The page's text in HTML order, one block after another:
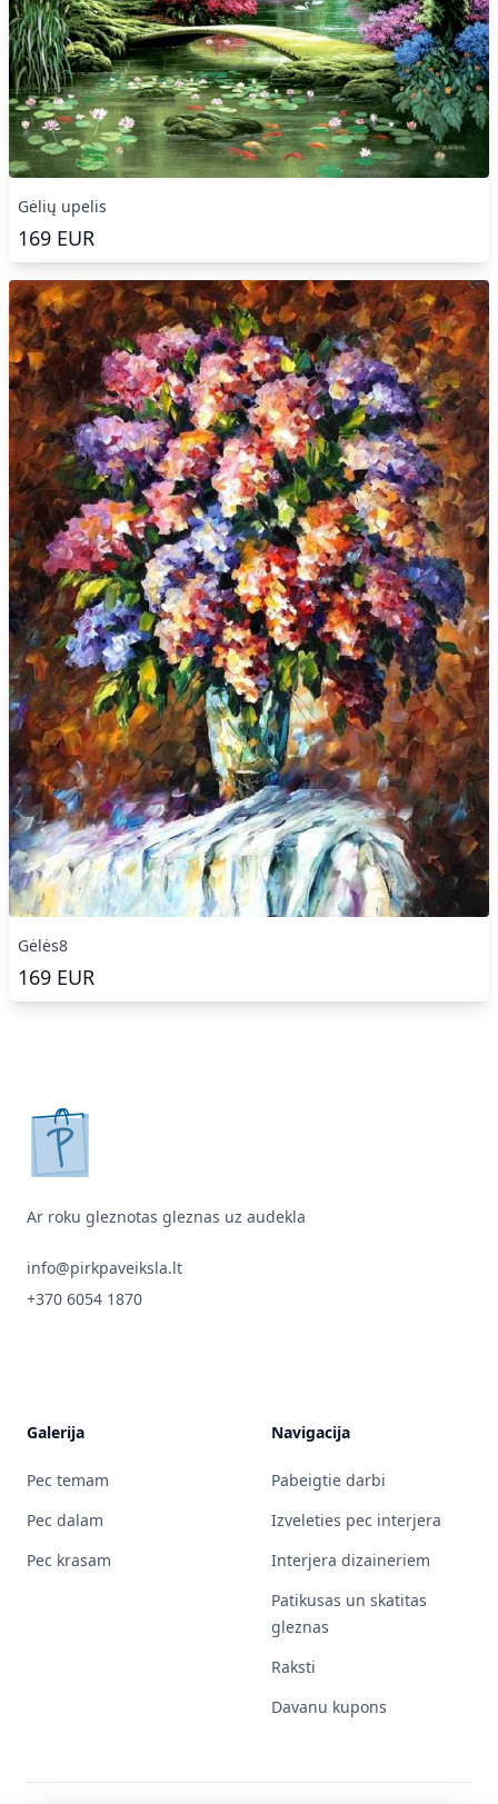
Gėlių upelis
169 EUR
Gėlės8
169 EUR
pirkpaveiksla.lt
Ar roku gleznotas gleznas uz audekla
info@pirkpaveiksla.lt
+370 6054 1870
Galerija
Pec temam
Pec dalam
Pec krasam
Navigacija
Pabeigtie darbi
Izveleties pec interjera
Interjera dizaineriem
Patikusas un skatitas
gleznas
Raksti
Davanu kupons